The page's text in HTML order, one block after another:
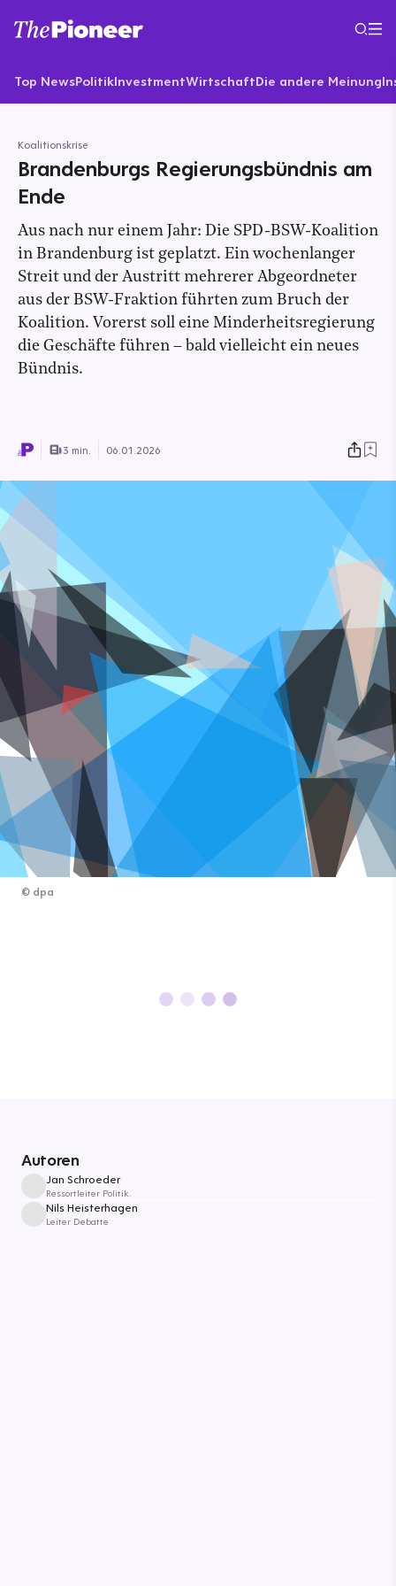
Top NewsPolitikInvestmentWirtschaftDie andere Meinung
Koalitionskrise
Brandenburgs Regierungsbündnis am
Ende
Aus nach nur einem Jahr: Die SPD-BSW-Koalition
in Brandenburg ist geplatzt. Ein wochenlanger
Streit und der Austritt mehrerer Abgeordneter
aus der BSW-Fraktion führten zum Bruch der
Koalition. Vorerst soll eine Minderheitsregierung
die Geschäfte führen – bald vielleicht ein neues
Bündnis.
3 min. 06.01.2026
© dpa
Autoren
Jan Schroeder
Ressortleiter Politik.
Nils Heisterhagen
Leiter Debatte